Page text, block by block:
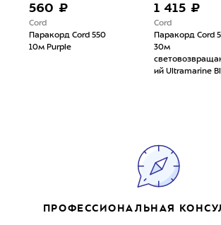
560 ₽
Cord
Паракорд Cord 550
10м Purple
1 415 ₽
Cord
Паракорд Cord
30м
ий Ultramarine
ПРОФЕССИОНАЛЬНАЯ